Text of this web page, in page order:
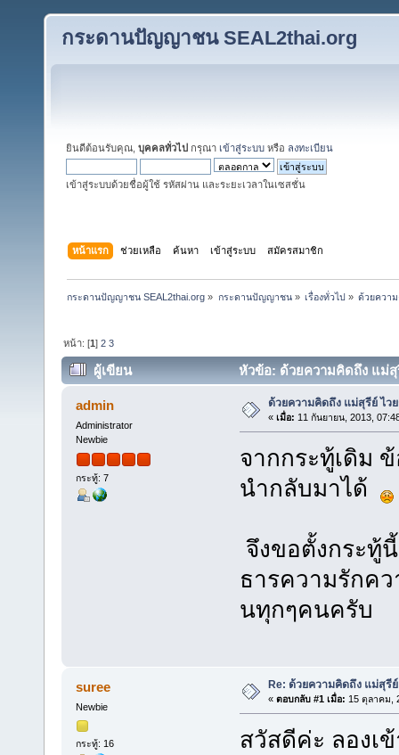
กระดานปัญญาชน SEAL2thai.org
ยินดีต้อนรับคุณ, บุคคลทั่วไป กรุณา เข้าสู่ระบบ หรือ ลงทะเบียน
เข้าสู่ระบบด้วยชื่อผู้ใช้ รหัสผ่าน และระยะเวลาในเซสชั่น
หน้าแรก ช่วยเหลือ ค้นหา เข้าสู่ระบบ สมัครสมาชิก
กระดานปัญญาชน SEAL2thai.org » กระดานปัญญาชน» เรื่องทั่วไป» ด้วยควา
หน้า: [1]2 3
ผู้เขียน หัวข้อ: ด้วยความคิดถึง แม่สุ
admin
Administrator
Newbie
กระทู้: 7
ด้วยความคิดถึง แม่สุรีย์ ไว
« เมื่อ: 11 กันยายน, 2013,
จากกระทู้เดิม
นำกลับมาได้
จึงขอตั้งกระทู้
ธารความรักค
นทุกๆคนครับ
suree
Newbie
กระทู้: 16
Re: ด้วยความคิดถึง แม่สุรี
« ตอบกลับ #1 เมื่อ: 15 ตุลาคม,
สวัสดีค่ะ ลองเ